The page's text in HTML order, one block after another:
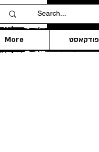
פודקאסט More